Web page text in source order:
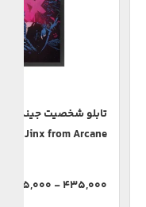
تابلو شخصیت جینکس
Jinx from Arcane
435,000 - 835,000 تومان